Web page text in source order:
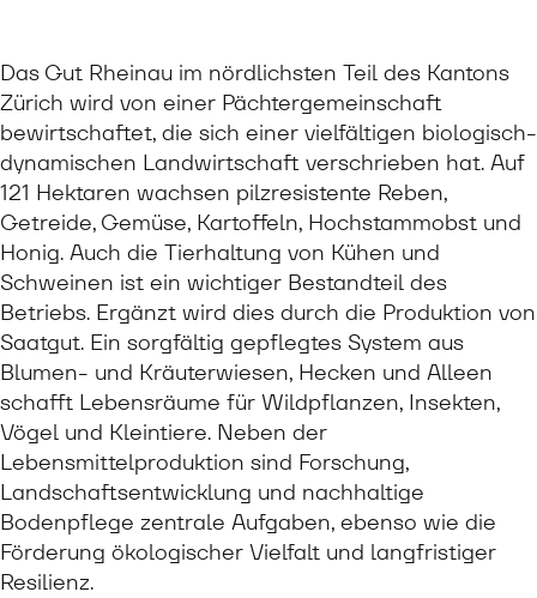
Das Gut Rheinau im nördlichsten Teil des Kantons
Zürich wird von einer Pächtergemeinschaft
bewirtschaftet, die sich einer vielfältigen biologisch-
dynamischen Landwirtschaft verschrieben hat. Auf
121 Hektaren wachsen pilzresistente Reben,
Getreide, Gemüse, Kartoffeln, Hochstammobst und
Honig. Auch die Tierhaltung von Kühen und
Schweinen ist ein wichtiger Bestandteil des
Betriebs. Ergänzt wird dies durch die Produktion von
Saatgut. Ein sorgfältig gepflegtes System aus
Blumen- und Kräuterwiesen, Hecken und Alleen
schafft Lebensräume für Wildpflanzen, Insekten,
Vögel und Kleintiere. Neben der
Lebensmittelproduktion sind Forschung,
Landschaftsentwicklung und nachhaltige
Bodenpflege zentrale Aufgaben, ebenso wie die
Förderung ökologischer Vielfalt und langfristiger
Resilienz.